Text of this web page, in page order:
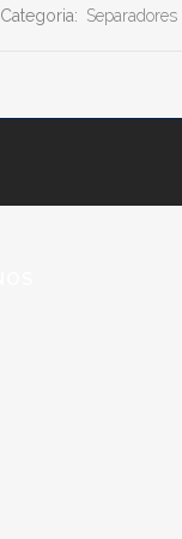
Categoria: Separadores